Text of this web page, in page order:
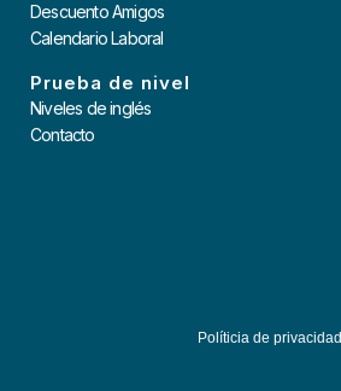
Descuento Amigos
Calendario Laboral
Prueba de nivel
Niveles de inglés
Contacto
Políticia de privacidad